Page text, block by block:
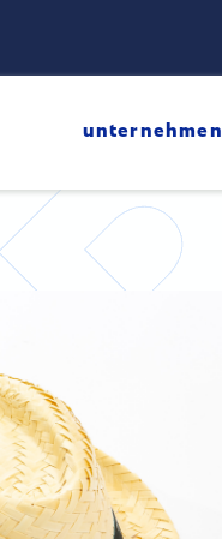
unternehmen